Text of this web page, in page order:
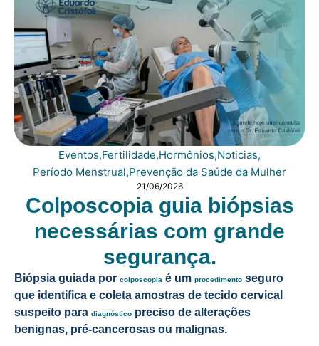
Eventos,Fertilidade,Hormônios,Noticias,
Período Menstrual,Prevenção da Saúde da Mulher
21/06/2026
Colposcopia guia biópsias
necessárias com grande
segurança.
Biópsia guiada por colposcopia é um procedimento seguro
que identifica e coleta amostras de tecido cervical
suspeito para diagnóstico preciso de alterações
benignas, pré-cancerosas ou malignas.